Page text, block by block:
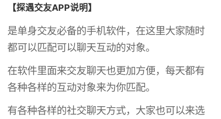
【探遇交友APP说明】
是单身交友必备的手机软件，在这里大家随时
都可以匹配可以聊天互动的对象。
在软件里面来交友聊天也更加方便，每天都有
各种各样的互动对象来为你匹配。
有各种各样的社交聊天方式，大家也可以来选